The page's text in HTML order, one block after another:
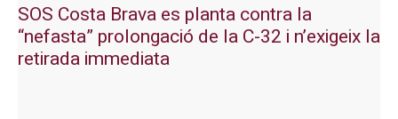
SOS Costa Brava es planta contra la
“nefasta” prolongació de la C-32 i n’exigeix la
retirada immediata